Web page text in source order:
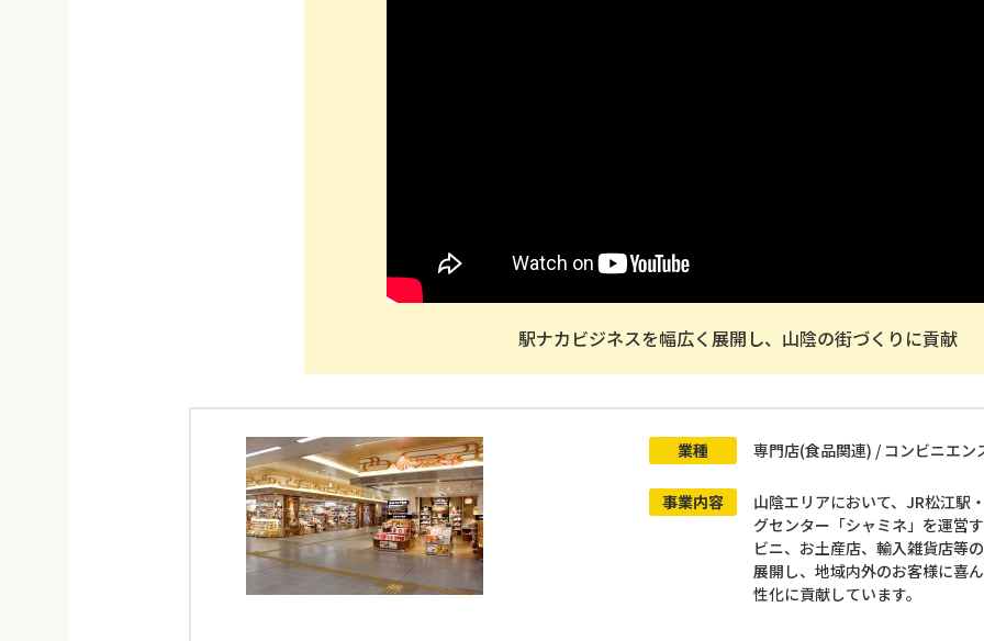
駅ナカビジネスを幅広く展開し、山陰の街づくりに貢献
業種 専門店(食品関連) / コンビニエン
事業内容
山陰エリアにおいて、JR松江駅
グセンター「シャミネ」を運営
ビニ、お土産店、輸入雑貨店等
展開し、地域内外のお客様に喜
性化に貢献しています。